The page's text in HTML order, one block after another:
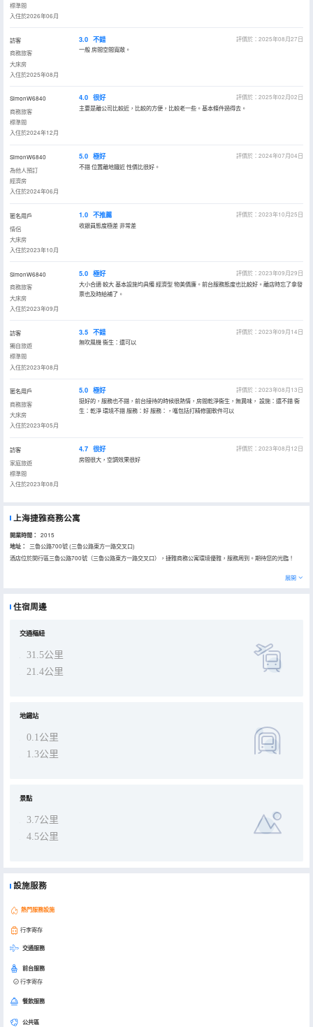
標準間
入住於2026年06月
訪客
商務旅客
大床房
入住於2025年08月
3.0 不錯
評價於：2025年08月27日
一般 房間空間寬敞。
SimonW6840
商務旅客
標準間
入住於2024年12月
4.0 很好
評價於：2025年02月02日
主要是離公司比較近，比較的方便，比較老一些。基本條件過得去。
SimonW6840
為他人預訂
經濟房
入住於2024年06月
5.0 極好
評價於：2024年07月04日
不錯 位置離地鐵近 性價比很好。
匿名用戶
情侶
大床房
入住於2023年10月
1.0 不推薦
評價於：2023年10月25日
收銀員態度極差 非常差
SimonW6840
商務旅客
大床房
入住於2023年09月
5.0 極好
評價於：2023年09月29日
大小合適 較大 基本設施均具備 經濟型 物美價廉。前台服務態度也比較好。離店時忘了拿發
票也及時給補了。
訪客
獨自旅遊
標準間
入住於2023年08月
3.5 不錯
評價於：2023年09月14日
無吹風機 衞生：還可以
匿名用戶
商務旅客
大床房
入住於2023年05月
5.0 極好
評價於：2023年08月13日
挺好的，服務也不錯，前台接待的時候很熱情，房間乾淨衞生，無異味， 設施：還不錯 衞
生：乾淨 環境不錯 服務：好 服務：，嚄包括打精修圖軟件可以
訪客
家庭旅遊
標準間
入住於2023年08月
4.7 很好
評價於：2023年08月12日
房間很大，空調效果很好
上海捷雅商務公寓
開業時間： 2015
地址：
三魯公路700號 (三魯公路東方一路交叉口)
酒店位於閔行區三魯公路700號（三魯公路東方一路交叉口），捷雅商務公寓環境優雅，服務周到。期待您的光臨！
展開
住宿周邊
交通樞紐
31.5公里
21.4公里
地鐵站
0.1公里
1.3公里
景點
3.7公里
4.5公里
設施服務
熱門服務設施
行李寄存
交通服務
前台服務
行李寄存
餐飲服務
公共區